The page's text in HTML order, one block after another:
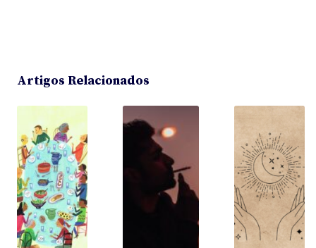
Artigos Relacionados